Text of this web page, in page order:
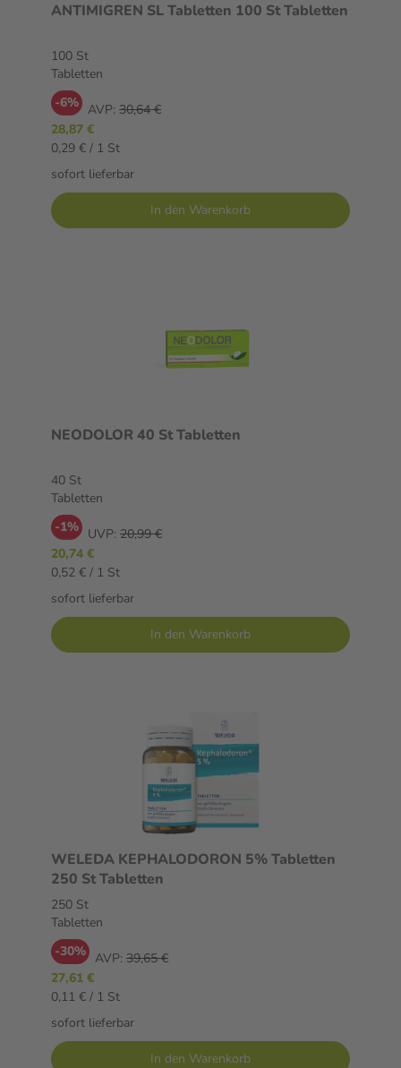
ANTIMIGREN SL Tabletten 100 St Tabletten
100 St
Tabletten
-6% AVP: 30,64 €
28,87 €
0,29 € / 1 St
sofort lieferbar
In den Warenkorb
NEODOLOR 40 St Tabletten
40 St
Tabletten
-1% UVP: 20,99 €
20,74 €
0,52 € / 1 St
sofort lieferbar
In den Warenkorb
WELEDA KEPHALODORON 5% Tabletten
250 St Tabletten
250 St
Tabletten
-30% AVP: 39,65 €
27,61 €
0,11 € / 1 St
sofort lieferbar
In den Warenkorb